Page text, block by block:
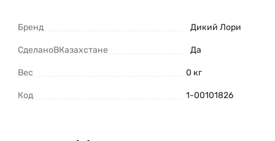
Бренд Дикий Лори
СделаноВКазахстане Да
Вес 0 кг
Код 1-00101826